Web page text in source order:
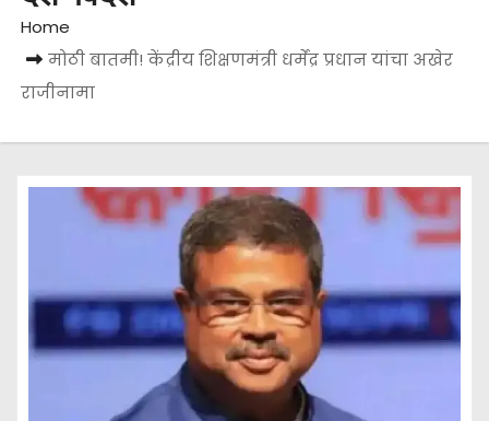
Home
मोठी बातमी! केंद्रीय शिक्षणमंत्री धर्मेंद्र प्रधान यांचा अखेर
राजीनामा